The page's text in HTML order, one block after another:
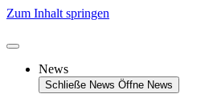
Zum Inhalt springen
News
Schließe News Öffne News